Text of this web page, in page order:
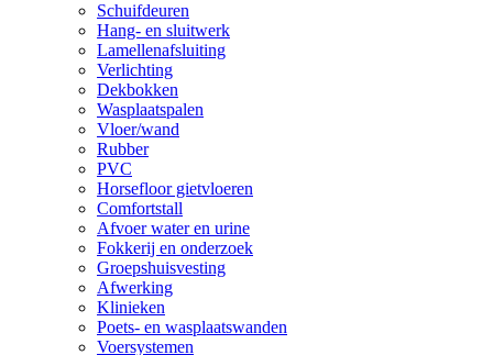
Schuifdeuren
Hang- en sluitwerk
Lamellenafsluiting
Verlichting
Dekbokken
Wasplaatspalen
Vloer/wand
Rubber
PVC
Horsefloor gietvloeren
Comfortstall
Afvoer water en urine
Fokkerij en onderzoek
Groepshuisvesting
Afwerking
Klinieken
Poets- en wasplaatswanden
Voersystemen